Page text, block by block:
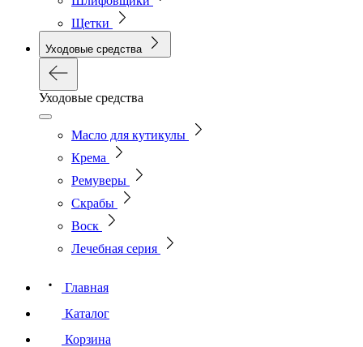
Щетки
Уходовые средства
Уходовые средства
Масло для кутикулы
Крема
Ремуверы
Скрабы
Воск
Лечебная серия
Главная
Каталог
Корзина